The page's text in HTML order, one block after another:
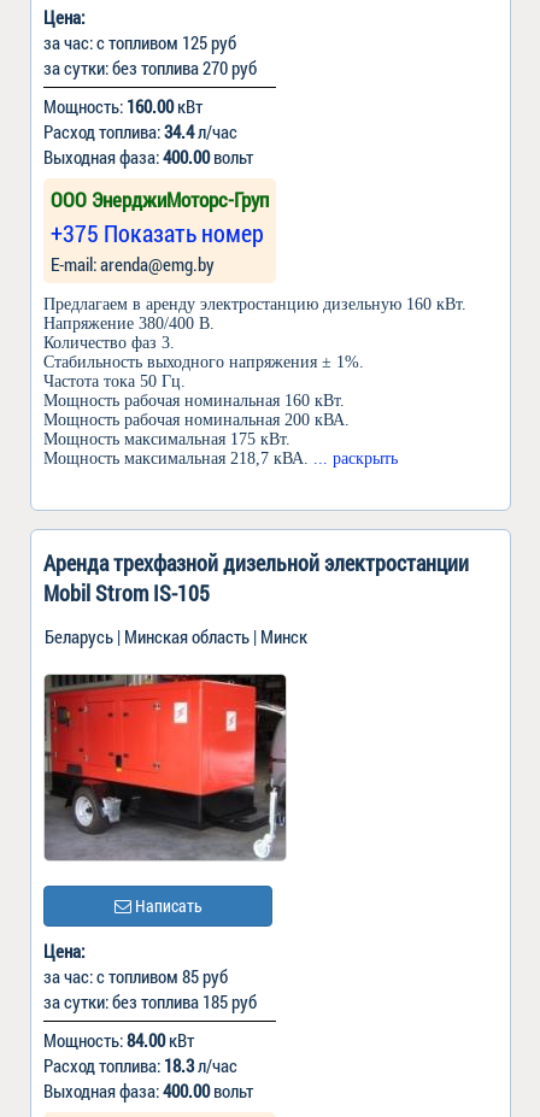
Цена:
за час: с топливом 125 руб
за сутки: без топлива 270 руб
Мощность: 160.00кВт
Расход топлива:34.4л/час
Выходная фаза:400.00вольт
ООО ЭнерджиМоторс-Груп
+375 Показать номер
Е-mail: arenda@emg.by
Предлагаем в аренду электростанцию дизельную 160 кВт.
Напряжение 380/400 B.
Количество фаз 3.
Стабильность выходного напряжения ± 1%.
Частота тока 50 Гц.
Мощность рабочая номинальная 160 кВт.
Мощность рабочая номинальная 200 кВА.
Мощность максимальная 175 кВт.
Мощность максимальная 218,7 кВА.
... раскрыть
Аренда трехфазной дизельной электростанции
Mobil Strom IS-105
Беларусь | Минская область | Минск
Написать
Цена:
за час: с топливом 85 руб
за сутки: без топлива 185 руб
Мощность:84.00кВт
Расход топлива: 18.3л/час
Выходная фаза:400.00вольт